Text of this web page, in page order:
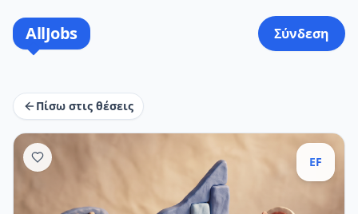
AllJobs Σύνδεση
Πίσω στις θέσεις
EF